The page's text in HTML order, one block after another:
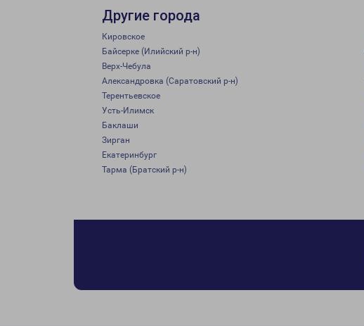
Другие города
Кировское
Байсерке (Илийский р-н)
Верх-Чебула
Александровка (Саратовский р-н)
Терентьевское
Усть-Илимск
Баклаши
Зирган
Екатеринбург
Тарма (Братский р-н)